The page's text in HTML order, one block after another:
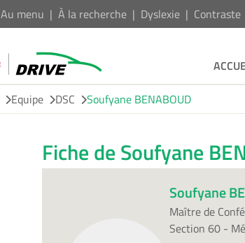
Au menu À la recherche Dyslexie Contraste
Equipe DSC Soufyane BENABOUD
Fiche de Soufyane
Soufyane
Maître de
Section 60 -